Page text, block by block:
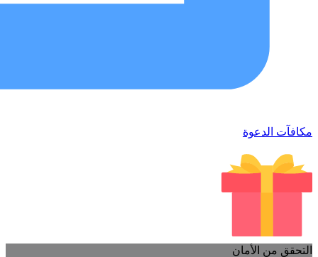
مكافآت الدعوة
التحقق من الأمان